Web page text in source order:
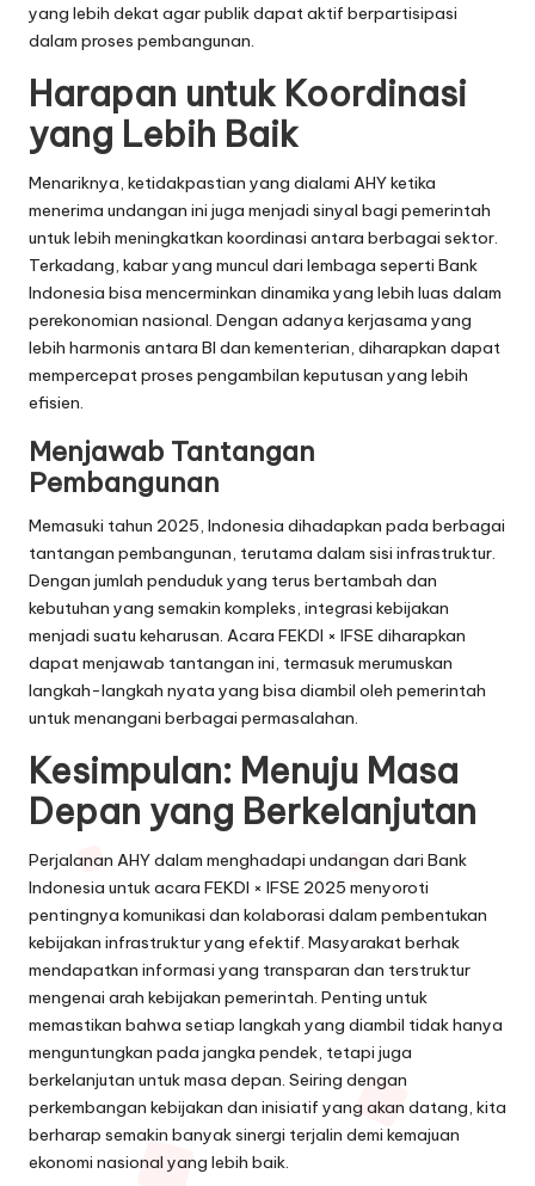
yang lebih dekat agar publik dapat aktif berpartisipasi
dalam proses pembangunan.
Harapan untuk Koordinasi
yang Lebih Baik
Menariknya, ketidakpastian yang dialami AHY ketika
menerima undangan ini juga menjadi sinyal bagi pemerintah
untuk lebih meningkatkan koordinasi antara berbagai sektor.
Terkadang, kabar yang muncul dari lembaga seperti Bank
Indonesia bisa mencerminkan dinamika yang lebih luas dalam
perekonomian nasional. Dengan adanya kerjasama yang
lebih harmonis antara BI dan kementerian, diharapkan dapat
mempercepat proses pengambilan keputusan yang lebih
efisien.
Menjawab Tantangan
Pembangunan
Memasuki tahun 2025, Indonesia dihadapkan pada berbagai
tantangan pembangunan, terutama dalam sisi infrastruktur.
Dengan jumlah penduduk yang terus bertambah dan
kebutuhan yang semakin kompleks, integrasi kebijakan
menjadi suatu keharusan. Acara FEKDI × IFSE diharapkan
dapat menjawab tantangan ini, termasuk merumuskan
langkah-langkah nyata yang bisa diambil oleh pemerintah
untuk menangani berbagai permasalahan.
Kesimpulan: Menuju Masa
Depan yang Berkelanjutan
Perjalanan AHY dalam menghadapi undangan dari Bank
Indonesia untuk acara FEKDI × IFSE 2025 menyoroti
pentingnya komunikasi dan kolaborasi dalam pembentukan
kebijakan infrastruktur yang efektif. Masyarakat berhak
mendapatkan informasi yang transparan dan terstruktur
mengenai arah kebijakan pemerintah. Penting untuk
memastikan bahwa setiap langkah yang diambil tidak hanya
menguntungkan pada jangka pendek, tetapi juga
berkelanjutan untuk masa depan. Seiring dengan
perkembangan kebijakan dan inisiatif yang akan datang, kita
berharap semakin banyak sinergi terjalin demi kemajuan
ekonomi nasional yang lebih baik.